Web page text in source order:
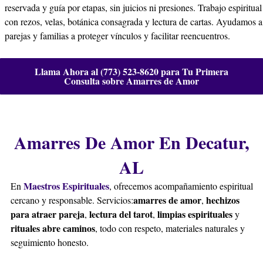
reservada y guía por etapas, sin juicios ni presiones. Trabajo espiritual
con rezos, velas, botánica consagrada y lectura de cartas. Ayudamos a
parejas y familias a proteger vínculos y facilitar reencuentros.
Llama Ahora al (773) 523-8620 para Tu Primera
Consulta sobre Amarres de Amor
Amarres De Amor En Decatur,
AL
En Maestros Espirituales, ofrecemos acompañamiento espiritual
cercano y responsable. Servicios:amarres de amor, hechizos
para atraer pareja, lectura del tarot, limpias espiritualesy
rituales abre caminos, todo con respeto, materiales naturales y
seguimiento honesto.